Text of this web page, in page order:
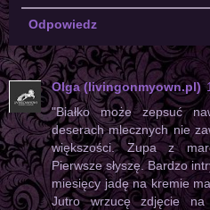
Odpowiedz
Olga (livingonmyown.pl)
"Białko może zepsuć
deserach mlecznych nie
większości. Zupa z
Pierwsze słyszę. Bardzo
miesięcy jadę na kremie
Jutro wrzucę zdjęcie